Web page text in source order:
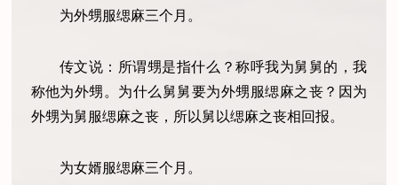
为外甥服缌麻三个月。
传文说：所谓甥是指什么？称呼我为舅舅的，我
称他为外甥。为什么舅舅要为外甥服缌麻之丧？因为
外甥为舅服缌麻之丧，所以舅以缌麻之丧相回报。
为女婿服缌麻三个月。